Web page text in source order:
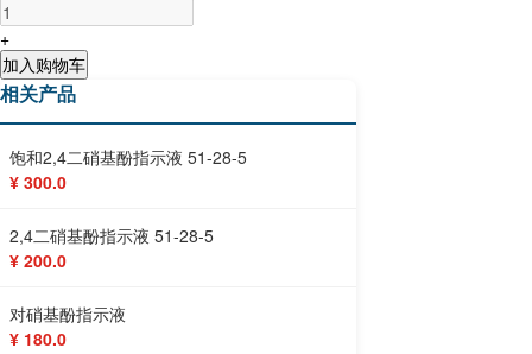
+
加入购物车
相关产品
饱和2,4二硝基酚指示液 51-28-5
¥ 300.0
2,4二硝基酚指示液 51-28-5
¥ 200.0
对硝基酚指示液
¥ 180.0